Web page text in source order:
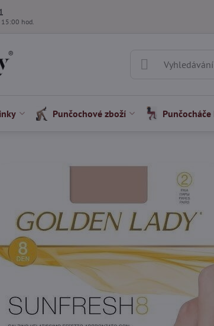
hod.
Punčochové zboží Punčocháče